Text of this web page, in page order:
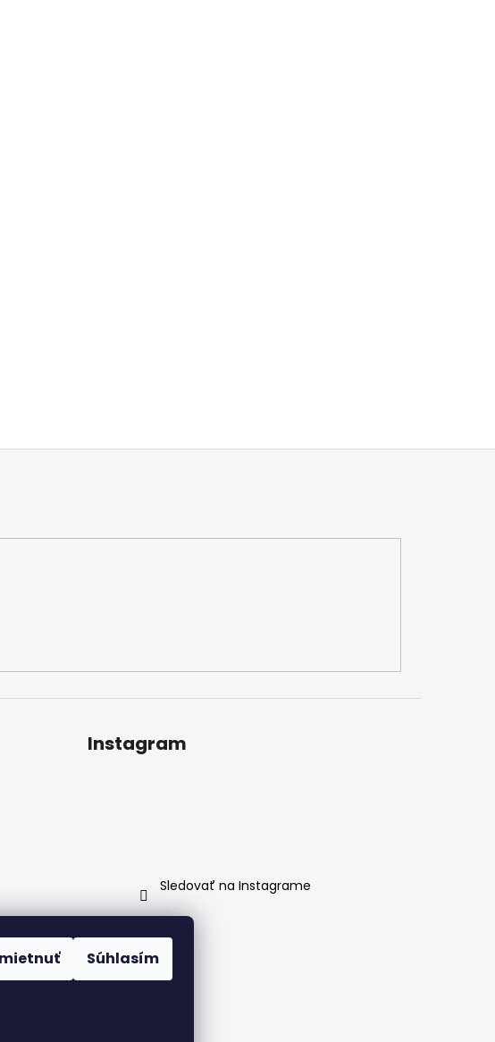
Súhlasím
Instagram
Sledovať na Instagrame